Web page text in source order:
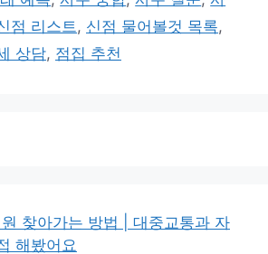
점 리스트 , 신점 물어볼것 목록,
상담, 점집 추천
찾아가는 방법 | 대중교통과 자
해봤어요